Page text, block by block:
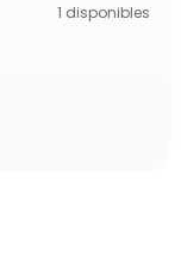
1 disponibles